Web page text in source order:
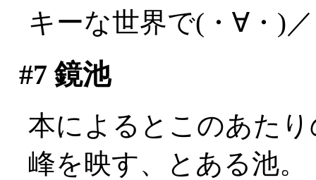
キーな世界で(・∀・)
#7 鏡池
本によるとこのあた
峰を映す、とある池。